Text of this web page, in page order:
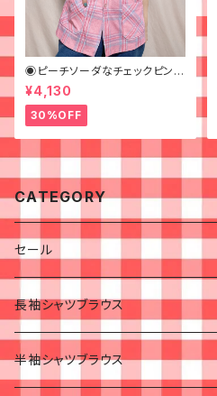
◉ピーチソーダなチェックピンク
シャツ◉古着 半袖シャツ
¥4,130
30%OFF
CATEGORY
セール
長袖シャツブラウス
半袖シャツブラウス